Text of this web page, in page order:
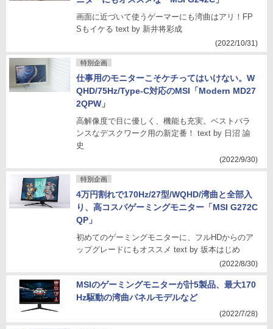
画面に近づいて使うゲーマーにも湾曲はアリ！FP
Sもイケる text by 新井将彩成
(2022/10/31)
特別企画
仕事用のモニターこそケチってはいけない。W
QHD/75Hz/Type-C対応のMSI「Modern MD27
2QPW」
高解像度で目に優しく、機能も充実。ベストバラ
ンスなデスクワーク用の新定番！ text by 日沼 諭
史
(2022/9/30)
特別企画
4万円割れで170Hz/27型/WQHD/湾曲と全部入
り、高コスパゲーミングモニター「MSI G272C
QP」
初めてのゲーミングモニターに、フルHDからのア
ップグレードにもオススメ text by 坂本はじめ
(2022/8/30)
MSIのゲーミングモニターが計5製品、最大170
Hz駆動の湾曲パネルモデルなど
(2022/7/28)